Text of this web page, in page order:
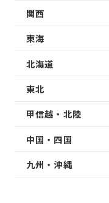
関西
東海
北海道
東北
甲信越・北陸
中国・四国
九州・沖縄